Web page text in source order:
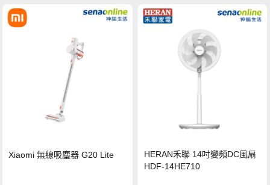
Xiaomi 無線吸塵器 G20 Lite
HERAN禾聯 14吋變頻DC風扇
HDF-14HE710